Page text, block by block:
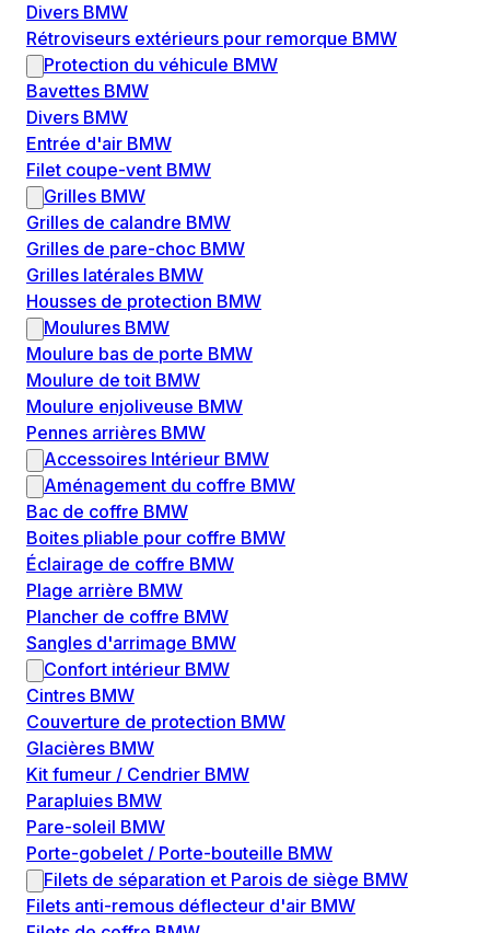
Divers BMW
Rétroviseurs extérieurs pour remorque BMW
Protection du véhicule BMW
Bavettes BMW
Divers BMW
Entrée d'air BMW
Filet coupe-vent BMW
Grilles BMW
Grilles de calandre BMW
Grilles de pare-choc BMW
Grilles latérales BMW
Housses de protection BMW
Moulures BMW
Moulure bas de porte BMW
Moulure de toit BMW
Moulure enjoliveuse BMW
Pennes arrières BMW
Accessoires Intérieur BMW
Aménagement du coffre BMW
Bac de coffre BMW
Boites pliable pour coffre BMW
Éclairage de coffre BMW
Plage arrière BMW
Plancher de coffre BMW
Sangles d'arrimage BMW
Confort intérieur BMW
Cintres BMW
Couverture de protection BMW
Glacières BMW
Kit fumeur / Cendrier BMW
Parapluies BMW
Pare-soleil BMW
Porte-gobelet / Porte-bouteille BMW
Filets de séparation et Parois de siège BMW
Filets anti-remous déflecteur d'air BMW